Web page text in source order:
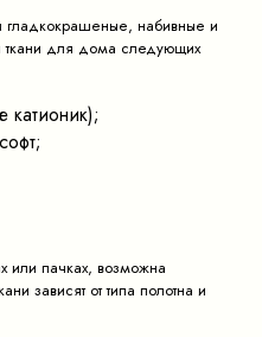
гладкокрашеные, набивные и
ткани для дома следующих
катионик);
или пачках, возможна
зависят от типа полотна и